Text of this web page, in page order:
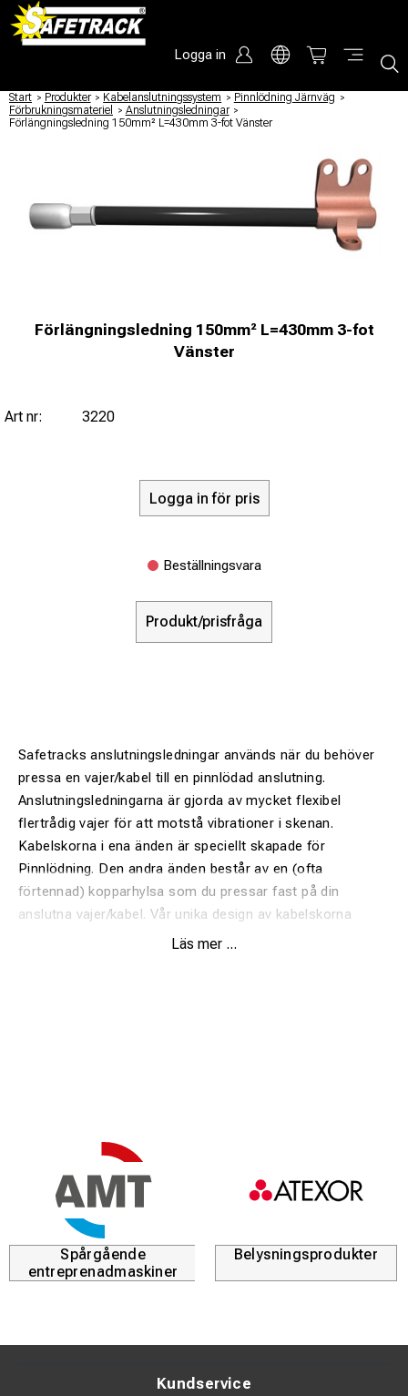
Logga in
Start / Produkter / Kabelanslutningssystem / Pinnlödning Järnväg /
Förbrukningsmateriel
/ Anslutningsledningar /
Förlängningsledning 150mm² L=430mm 3-fot Vänster
Förlängningsledning 150mm² L=430mm 3-fot
Vänster
Art nr: 3220
Logga in för pris
Beställningsvara
Produkt/prisfråga
Safetracks anslutningsledningar används när du behöver
pressa en vajer/kabel till en pinnlödad anslutning.
Anslutningsledningarna är gjorda av mycket flexibel
flertrådig vajer för att motstå vibrationer i skenan.
Kabelskorna i ena änden är speciellt skapade för
Pinnlödning. Den andra änden består av en (ofta
förtennad) kopparhylsa som du pressar fast på din
anslutna vajer/kabel. Vår unika design av kabelskorna
säkerställer att tråden i förbindningen blir fastlödd på
Läs mer ...
Spårgående
entreprenadmaskiner
Belysningsprodukter
Kundservice